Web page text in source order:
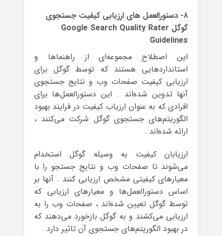
۸- دستورالعمل های ارزیابی کیفیت جستجوی
گوگل Google Search Quality Rater
Guidelines
این اصطلاح مجموعه‌ای از راهنماها و
استانداردهایی هستند که توسط گوگل برای
ارزیابی کیفیت صفحات وب و نتایج جستجوی
آنها تدوین شده‌اند . این دستورالعمل‌ها برای
افرادی که به عنوان ارزیاب کیفیت در فرایند بهبود
الگوریتم‌های جستجوی گوگل شرکت می‌کنند ،
ارائه شده‌اند .
ارزیابان کیفیت به وسیله گوگل استخدام
می‌شوند تا صفحات وب و نتایج جستجو را با
معیارهای کیفیتی مشخص ارزیابی کنند . آنها بر
اساس دستورالعمل‌ها و معیارهای ارزیابی که
توسط گوگل تعیین شده‌اند ، صفحات وب را به
ارزیابی می‌کشند و به گوگل بازخورد می‌دهند که
در بهبود الگوریتم‌های جستجوی آن تاثیر دارد .